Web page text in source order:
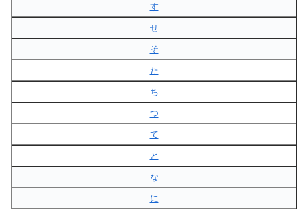
す
せ
そ
た
ち
つ
て
と
な
に